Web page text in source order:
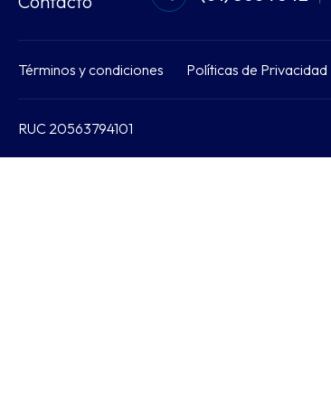
Términos y condiciones Políticas de Privacidad
RUC 20563794101